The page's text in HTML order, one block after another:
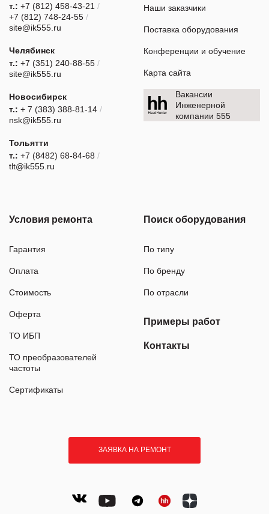
т.: +7 (812) 458-43-21 /
+7 (812) 748-24-55 /
site@ik555.ru
Челябинск
т.: +7 (351) 240-88-55 /
site@ik555.ru
Новосибирск
т.: + 7 (383) 388-81-14 /
nsk@ik555.ru
Тольятти
т.: +7 (8482) 68-84-68 /
tlt@ik555.ru
Наши заказчики
Поставка оборудования
Конференции и обучение
Карта сайта
Вакансии
Инженерной
компании 555
Условия ремонта
Гарантия
Оплата
Стоимость
Оферта
ТО ИБП
ТО преобразователей
частоты
Сертификаты
Поиск оборудования
По типу
По бренду
По отрасли
Примеры работ
Контакты
ЗАЯВКА НА РЕМОНТ